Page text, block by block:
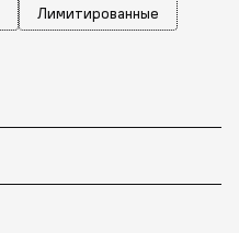
Лимитированные